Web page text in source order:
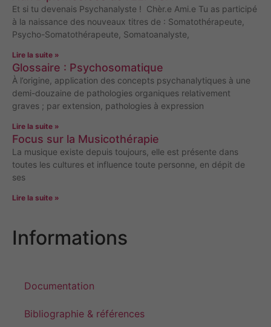
Et si tu devenais Psychanalyste ! Chèr.e Ami.e Tu as participé
à la naissance des nouveaux titres de : Somatothérapeute,
Psycho-Somatothérapeute, Somatoanalyste,
Lire la suite »
Glossaire : Psychosomatique
À l’origine, application des concepts psychanalytiques à une
demi-douzaine de pathologies organiques relativement
graves ; par extension, pathologies à expression
Lire la suite »
Focus sur la Musicothérapie
La musique existe depuis toujours, elle est présente dans
toutes les cultures et influence toute personne, en dépit de
ses
Lire la suite »
Informations
Documentation
Bibliographie & références